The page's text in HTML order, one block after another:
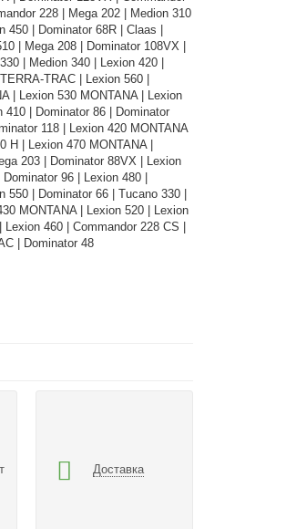
228 | Mega 202 | Medion 310
450 | Dominator 68R | Claas |
| Mega 208 | Dominator 108VX |
| Medion 340 | Lexion 420 |
TRAC | Lexion 560 |
| Lexion 530 MONTANA | Lexion
410 | Dominator 86 | Dominator
118 | Lexion 420 MONTANA
H | Lexion 470 MONTANA |
203 | Dominator 88VX | Lexion
96 | Lexion 480 |
550 | Dominator 66 | Tucano 330 |
MONTANA | Lexion 520 | Lexion
460 | Commandor 228 CS |
| Dominator 48
Доставка